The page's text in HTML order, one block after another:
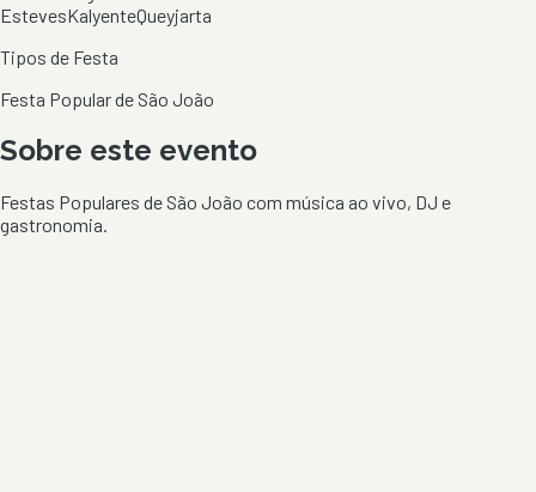
EstevesKalyenteQueyjarta
Tipos de Festa
Festa Popular de São João
Sobre este evento
Festas Populares de São João com música ao vivo, DJ e
gastronomia.